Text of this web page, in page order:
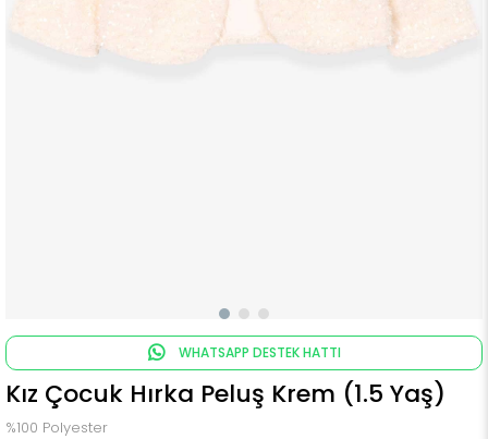
WHATSAPP DESTEK HATTI
Kız Çocuk Hırka Peluş Krem (1.5 Yaş)
%100 Polyester